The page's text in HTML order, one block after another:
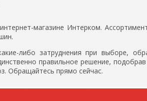
магазине Интерком.
либо затруднения при выборе,
правильное решение,
Обращайтесь прямо сейчас.